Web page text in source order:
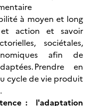
à moyen et long
action et savoir
sociétales,
afin de
Prendre en
cycle de vie produit
: l'adaptation